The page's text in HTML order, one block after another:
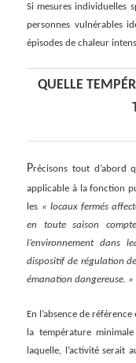
Si mesures individuelles
personnes vulnérables
épisodes de chaleur
QUELLE TEMPÉ
Précisons tout d’abord
applicable à la fonction
les « locaux fermés
en toute saison
l’environnement dans
dispositif de régulation
émanation dangereuse. »
En l’absence de
la température
laquelle, l’activité serait